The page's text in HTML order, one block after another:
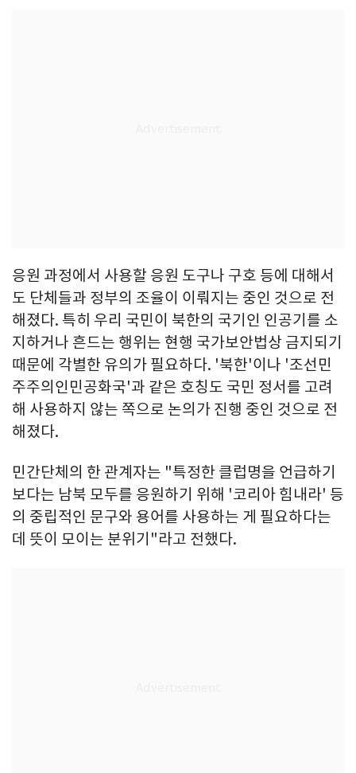
응원 과정에서 사용할 응원 도구나 구호 등에 대해서
도 단체들과 정부의 조율이 이뤄지는 중인 것으로 전
해졌다. 특히 우리 국민이 북한의 국기인 인공기를 소
지하거나 흔드는 행위는 현행 국가보안법상 금지되기
때문에 각별한 유의가 필요하다. '북한'이나 '조선민
주주의인민공화국'과 같은 호칭도 국민 정서를 고려
해 사용하지 않는 쪽으로 논의가 진행 중인 것으로 전
해졌다.
민간단체의 한 관계자는 "특정한 클럽명을 언급하기
보다는 남북 모두를 응원하기 위해 '코리아 힘내라' 등
의 중립적인 문구와 용어를 사용하는 게 필요하다는
데 뜻이 모이는 분위기"라고 전했다.